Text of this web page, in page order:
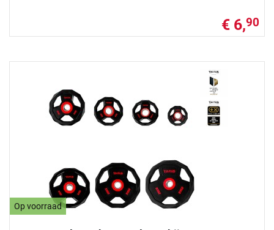
€ 6,90
Op voorraad